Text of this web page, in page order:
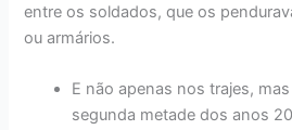
entre os soldados, que os
ou armários.
E não apenas nos trajes,
segunda metade dos anos